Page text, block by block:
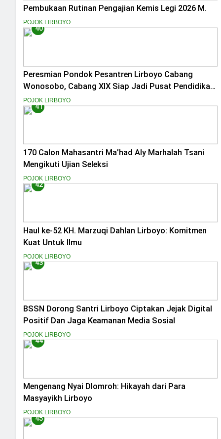
Pembukaan Rutinan Pengajian Kemis Legi 2026 M.
POJOK LIRBOYO
40
Peresmian Pondok Pesantren Lirboyo Cabang
Wonosobo, Cabang XIX Siap Jadi Pusat Pendidikan
Santri di Kawasan Kedu
POJOK LIRBOYO
41
170 Calon Mahasantri Ma’had Aly Marhalah Tsani
Mengikuti Ujian Seleksi
POJOK LIRBOYO
42
Haul ke-52 KH. Marzuqi Dahlan Lirboyo: Komitmen
Kuat Untuk Ilmu
POJOK LIRBOYO
43
BSSN Dorong Santri Lirboyo Ciptakan Jejak Digital
Positif Dan Jaga Keamanan Media Sosial
POJOK LIRBOYO
44
Mengenang Nyai Dlomroh: Hikayah dari Para
Masyayikh Lirboyo
POJOK LIRBOYO
45